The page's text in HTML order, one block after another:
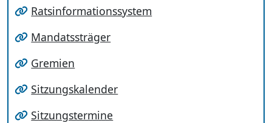
Ratsinformationssystem
Mandatssträger
Gremien
Sitzungskalender
Sitzungstermine